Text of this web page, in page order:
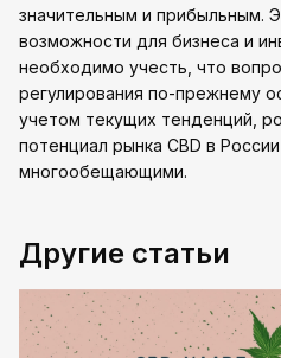
значительным и прибыльным.
возможности для бизнеса и
необходимо учесть, что
регулирования по-прежнему
учетом текущих тенденций,
потенциал рынка CBD в
многообещающими.
Другие статьи